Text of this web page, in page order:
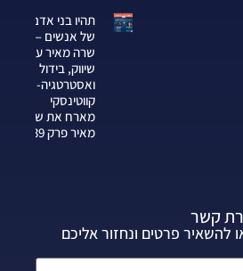
תהיו בני אדם
של אנשים —
שרה מאיר על
שיווק, בידול
ואסטרטגיה-צחי
קווטינסקי
מארח את שרה
מאיר פרק 339
קשר
להשאיר פרטים ונחזור אליכם